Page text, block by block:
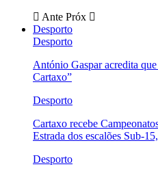
Ante Próx
Desporto
Desporto
António Gaspar acredita
Cartaxo”
Desporto
Cartaxo recebe
Estrada dos escalões Sub-
Desporto